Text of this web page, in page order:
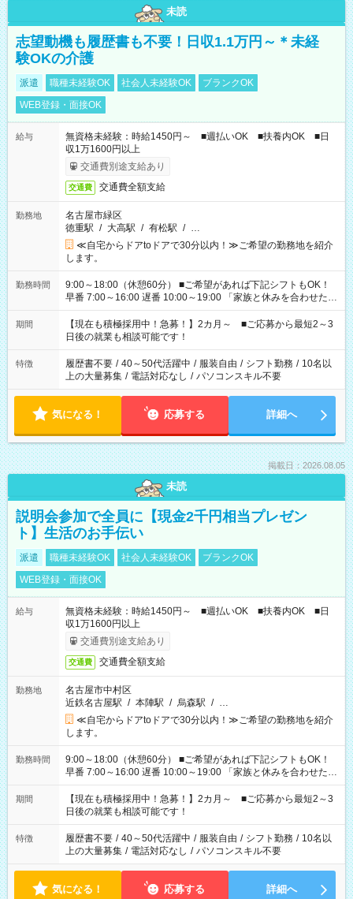
未読
志望動機も履歴書も不要！日収1.1万円～＊未経
験OKの介護
派遣 職種未経験OK 社会人未経験OK
ブランクOK
WEB登録・面接OK
給与
無資格未経験：時給1450円～ ■週払いOK ■扶養内OK ■日
収1万1600円以上
交通費別途支給あり
交通費 交通費全額支給
勤務地
名古屋市緑区
徳重駅 / 大高駅 / 有松駅 / …
≪自宅からドアtoドアで30分以内！≫ご希望の勤務地を紹介
します。
勤務時間
9:00～18:00（休憩60分） ■ご希望があれば下記シフトもOK！
早番 7:00～16:00 遅番 10:00～19:00 「家族と休みを合わせた
い」 「余裕を持って夕飯の準備がしたい」 「できれば残業はし
たくない」 など、ご希望を教えてくださいね。 ※Wワーク希望
の方へ 今ご覧のお仕事で希望する勤務時間と、もう1つのお仕事
の勤務時間。 合計で週40時間を超える場合は応募できません。
期間
【現在も積極採用中！急募！】2カ月～ ■ご応募から最短2～3
日後の就業も相談可能です！
特徴 履歴書不要 / 40～50代活躍中 / 服装自由 / シフト勤務 / 10名以
上の大量募集 / 電話対応なし / パソコンスキル不要
気になる！ 応募する 詳細へ
掲載日：2026.08.05
未読
説明会参加で全員に【現金2千円相当プレゼン
ト】生活のお手伝い
派遣 職種未経験OK 社会人未経験OK
ブランクOK
WEB登録・面接OK
給与
無資格未経験：時給1450円～ ■週払いOK ■扶養内OK ■日
収1万1600円以上
交通費別途支給あり
交通費 交通費全額支給
勤務地
名古屋市中村区
近鉄名古屋駅 / 本陣駅 / 烏森駅 / …
≪自宅からドアtoドアで30分以内！≫ご希望の勤務地を紹介
します。
勤務時間
9:00～18:00（休憩60分） ■ご希望があれば下記シフトもOK！
早番 7:00～16:00 遅番 10:00～19:00 「家族と休みを合わせた
い」 「余裕を持って夕飯の準備がしたい」 「できれば残業はし
たくない」 など、ご希望を教えてくださいね。 ※Wワーク希望
の方へ 今ご覧のお仕事で希望する勤務時間と、もう1つのお仕事
の勤務時間。 合計で週40時間を超える場合は応募できません。
期間
【現在も積極採用中！急募！】2カ月～ ■ご応募から最短2～3
日後の就業も相談可能です！
特徴 履歴書不要 / 40～50代活躍中 / 服装自由 / シフト勤務 / 10名以
上の大量募集 / 電話対応なし / パソコンスキル不要
気になる！ 応募する 詳細へ